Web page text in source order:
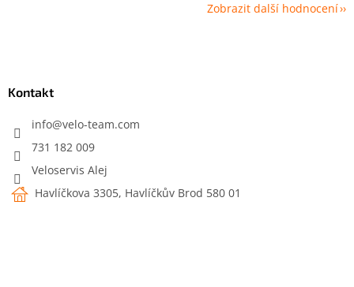
Zobrazit další hodnocení
Kontakt
info@velo-team.com
731 182 009
Veloservis Alej
Havlíčkova 3305, Havlíčkův Brod 580 01